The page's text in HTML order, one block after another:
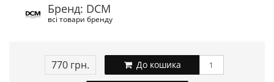
Бренд: DCM
всі товари бренду
770 грн. До кошика